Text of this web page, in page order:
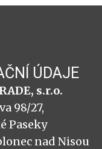
ÚDAJE
s.r.o.
98/27,
Paseky
nad Nisou